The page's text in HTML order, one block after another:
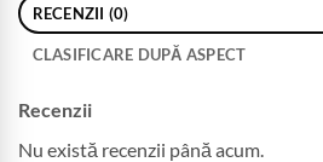
RECENZII (0)
CLASIFICARE DUPĂ ASPECT
Recenzii
Nu există recenzii până acum.